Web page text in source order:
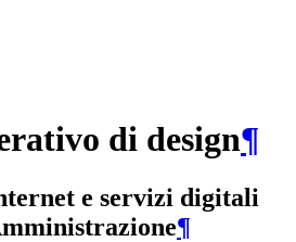
di design¶
e servizi digitali
¶